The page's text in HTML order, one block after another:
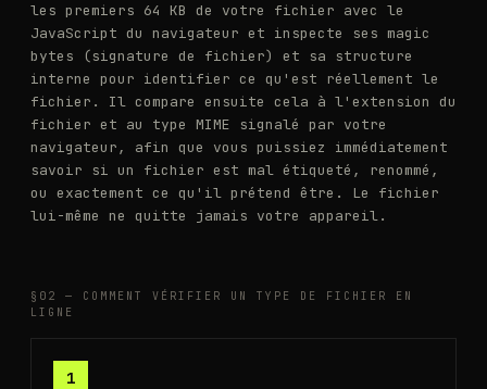
les premiers 64 KB de votre fichier avec le
JavaScript du navigateur et inspecte ses magic
bytes (signature de fichier) et sa structure
interne pour identifier ce qu'est réellement le
fichier. Il compare ensuite cela à l'extension du
fichier et au type MIME signalé par votre
navigateur, afin que vous puissiez immédiatement
savoir si un fichier est mal étiqueté, renommé,
ou exactement ce qu'il prétend être. Le fichier
lui-même ne quitte jamais votre appareil.
§02 — COMMENT VÉRIFIER UN TYPE DE FICHIER EN
LIGNE
1